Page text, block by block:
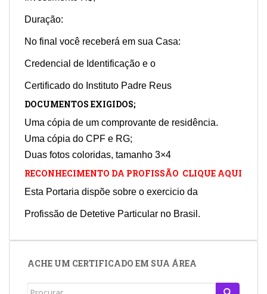
Duração:
No final você receberá em sua Casa:
Credencial de Identificação e o
Certificado do Instituto Padre Reus
DOCUMENTOS EXIGIDOS;
Uma cópia de um comprovante de residência.
Uma cópia do CPF e RG;
Duas fotos coloridas, tamanho 3×4
RECONHECIMENTO DA PROFISSÃO CLIQUE AQUI
Esta Portaria dispõe sobre o exercicio da
Profissão de Detetive Particular no Brasil.
ACHE UM CERTIFICADO EM SUA ÁREA
Search